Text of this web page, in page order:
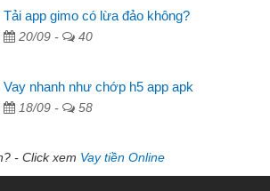
Tải app gimo có lừa đảo không?
20/09 - 40
Vay nhanh như chớp h5 app apk
18/09 - 58
- Click xem Vay tiền Online